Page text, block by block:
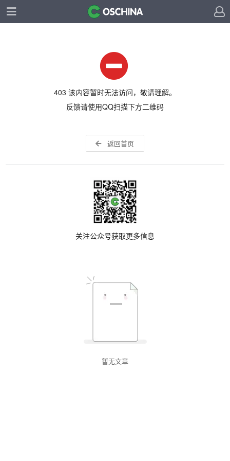
403 该内容暂时无法访问，敬请理解。
反馈请使用QQ扫描下方二维码
返回首页
关注公众号获取更多信息
暂无文章